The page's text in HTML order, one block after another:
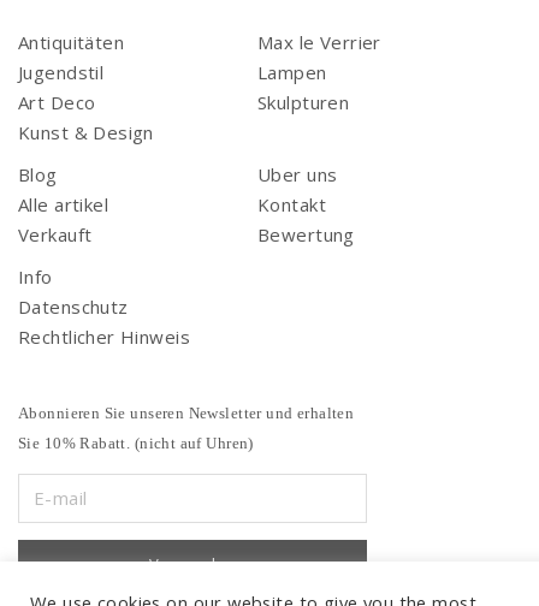
Antiquitäten
Jugendstil
Art Deco
Kunst & Design
Max le Verrier
Lampen
Skulpturen
Blog
Alle artikel
Verkauft
Uber uns
Kontakt
Bewertung
Info
Datenschutz
Rechtlicher Hinweis
Abonnieren Sie unseren Newsletter und erhalten
Sie 10% Rabatt. (nicht auf Uhren)